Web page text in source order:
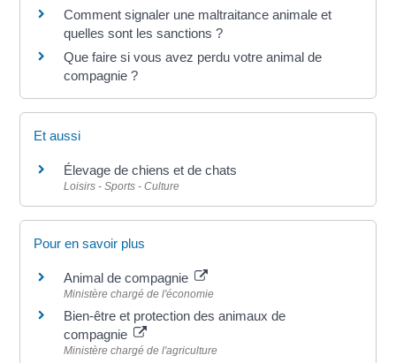
Comment signaler une maltraitance animale et
quelles sont les sanctions ?
Que faire si vous avez perdu votre animal de
compagnie ?
Et aussi
Élevage de chiens et de chats
Loisirs - Sports - Culture
Pour en savoir plus
Animal de compagnie
Ministère chargé de l'économie
Bien-être et protection des animaux de
compagnie
Ministère chargé de l'agriculture